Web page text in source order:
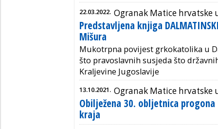
22.03.2022. Ogranak Matice hrvatske
Predstavljena knjiga
Mišura
Mukotrpna povijest grkokatolika u
što pravoslavnih susjeda što
Kraljevine Jugoslavije
13.10.2021. Ogranak Matice hrvatske
Obilježena 30. obljetnica
kraja